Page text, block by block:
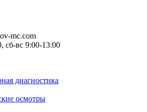
mc.com
сб-вс 9:00-13:00
диагностика
осмотры